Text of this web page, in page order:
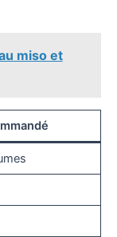
miso et